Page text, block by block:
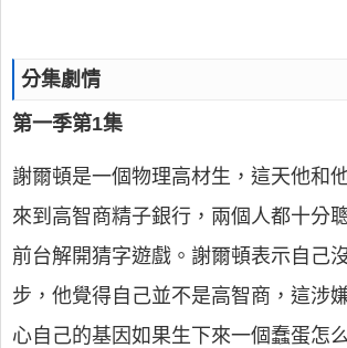
分集劇情
第一季第1集
謝爾頓是一個物理高材生，這天他和
來到高智商精子銀行，兩個人都十分
前台解開猜字遊戲。謝爾頓表示自己
步，他覺得自己並不是高智商，這涉
心自己的基因如果生下來一個蠢蛋怎